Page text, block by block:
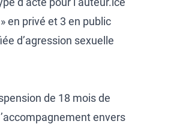
en privé et 3 en public
d’agression sexuelle
de 18 mois de
envers